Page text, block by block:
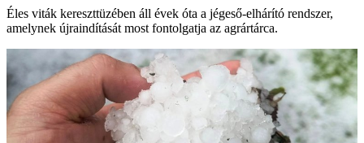
Éles viták kereszttüzében áll évek óta a jégeső-elhárító rendszer,
amelynek újraindítását most fontolgatja az agrártárca.